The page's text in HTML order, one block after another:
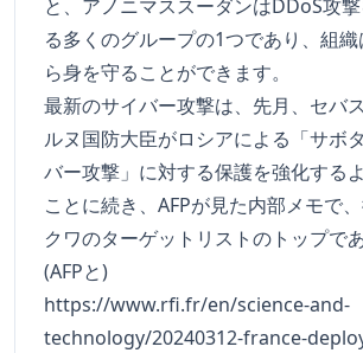
と、アノニマススーダンはDDoS攻
る多くのグループの1つであり、組
ら身を守ることができます。
最新のサイバー攻撃は、先月、セバ
ルヌ国防大臣がロシアによる「サボ
バー攻撃」に対する保護を強化する
ことに続き、AFPが見た内部メモで
クワのターゲットリストのトップで
(AFPと)
https://www.rfi.fr/en/science-and-
technology/20240312-france-